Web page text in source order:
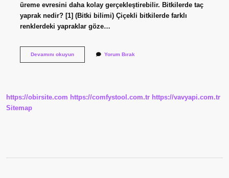
üreme evresini daha kolay gerçekleştirebilir. Bitkilerde taç
yaprak nedir? [1] (Bitki bilimi) Çiçekli bitkilerde farklı
renklerdeki yapraklar göze…
Devamını okuyunTaç
Yorum Bırak
https://obirsite.com https://comfystool.com.tr https://vavyapi.com.tr
Sitemap